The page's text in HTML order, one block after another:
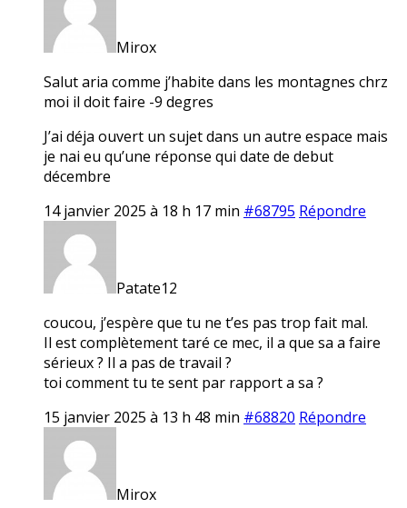
Mirox
Salut aria comme j’habite dans les montagnes chrz
moi il doit faire -9 degres
J’ai déja ouvert un sujet dans un autre espace mais
je nai eu qu’une réponse qui date de debut
décembre
14 janvier 2025 à 18 h 17 min #68795 Répondre
Patate12
coucou, j’espère que tu ne t’es pas trop fait mal.
Il est complètement taré ce mec, il a que sa a faire
sérieux ? Il a pas de travail ?
toi comment tu te sent par rapport a sa ?
15 janvier 2025 à 13 h 48 min #68820 Répondre
Mirox